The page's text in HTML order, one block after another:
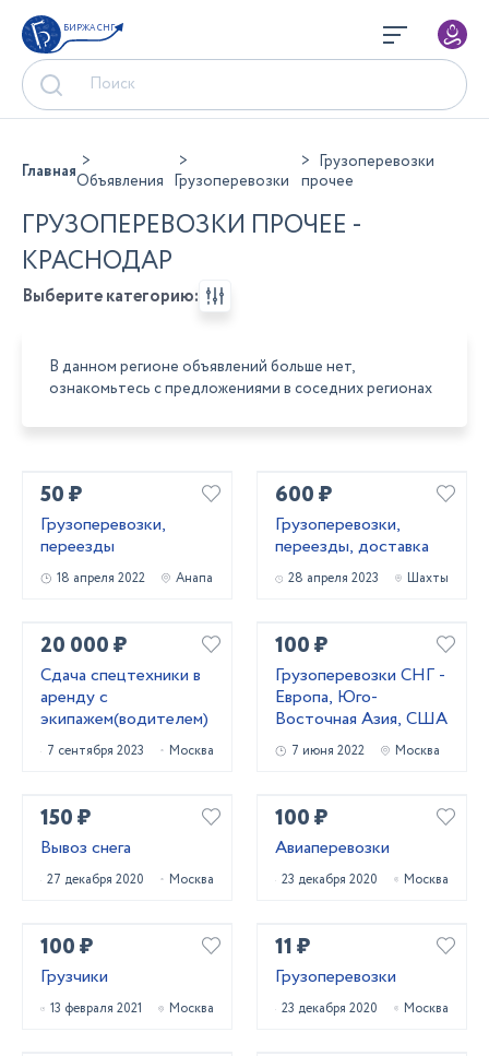
БИРЖА СНГ
ГлавнаяОбъявления Грузоперевозки
Грузоперевозки
прочее
ГРУЗОПЕРЕВОЗКИ ПРОЧЕЕ -
КРАСНОДАР
Выберите категорию:
В данном регионе объявлений больше нет,
ознакомьтесь с предложениями в соседних регионах
50 ₽
Грузоперевозки,
переезды
18 апреля 2022 Анапа
600 ₽
Грузоперевозки,
переезды, доставка
28 апреля 2023 Шахты
20 000 ₽
Сдача спецтехники в
аренду с
экипажем(водителем)
7 сентября 2023 Москва
100 ₽
Грузоперевозки СНГ -
Европа, Юго-
Восточная Азия, США
7 июня 2022 Москва
150 ₽
Вывоз снега
27 декабря 2020 Москва
100 ₽
Авиаперевозки
23 декабря 2020 Москва
100 ₽
Грузчики
13 февраля 2021 Москва
11 ₽
Грузоперевозки
23 декабря 2020 Москва